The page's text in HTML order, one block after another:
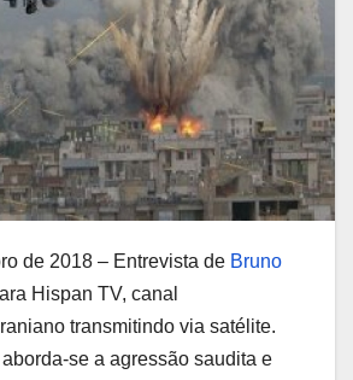
de 2018 – Entrevista de Bruno
Hispan TV, canal
transmitindo via satélite.
se a agressão saudita e